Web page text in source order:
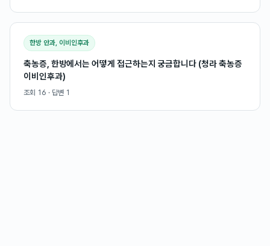
한방 안과, 이비인후과
축농증, 한방에서는 어떻게 접근하는지 궁금합니다 (청라 축농증
이비인후과)
조회 16 · 답변 1